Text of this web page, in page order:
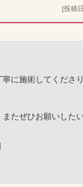
[投稿
に施術してくださ
たぜひお願いした